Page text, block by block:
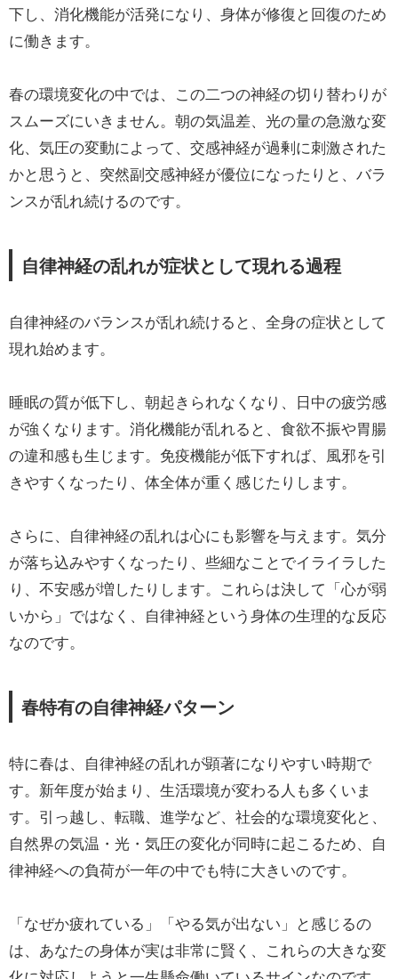
下し、消化機能が活発になり、身体が修復と回復のため
に働きます。
春の環境変化の中では、この二つの神経の切り替わりが
スムーズにいきません。朝の気温差、光の量の急激な変
化、気圧の変動によって、交感神経が過剰に刺激された
かと思うと、突然副交感神経が優位になったりと、バラ
ンスが乱れ続けるのです。
自律神経の乱れが症状として現れる過程
自律神経のバランスが乱れ続けると、全身の症状として
現れ始めます。
睡眠の質が低下し、朝起きられなくなり、日中の疲労感
が強くなります。消化機能が乱れると、食欲不振や胃腸
の違和感も生じます。免疫機能が低下すれば、風邪を引
きやすくなったり、体全体が重く感じたりします。
さらに、自律神経の乱れは心にも影響を与えます。気分
が落ち込みやすくなったり、些細なことでイライラした
り、不安感が増したりします。これらは決して「心が弱
いから」ではなく、自律神経という身体の生理的な反応
なのです。
春特有の自律神経パターン
特に春は、自律神経の乱れが顕著になりやすい時期で
す。新年度が始まり、生活環境が変わる人も多くいま
す。引っ越し、転職、進学など、社会的な環境変化と、
自然界の気温・光・気圧の変化が同時に起こるため、自
律神経への負荷が一年の中でも特に大きいのです。
「なぜか疲れている」「やる気が出ない」と感じるの
は、あなたの身体が実は非常に賢く、これらの大きな変